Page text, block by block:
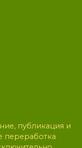
публикация и
переработка